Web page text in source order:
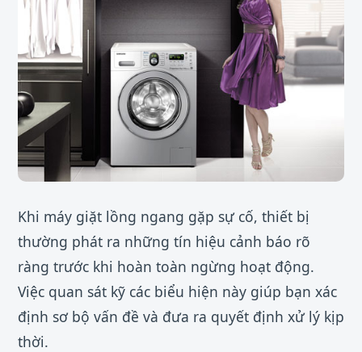
Khi máy giặt lồng ngang gặp sự cố, thiết bị
thường phát ra những tín hiệu cảnh báo rõ
ràng trước khi hoàn toàn ngừng hoạt động.
Việc quan sát kỹ các biểu hiện này giúp bạn xác
định sơ bộ vấn đề và đưa ra quyết định xử lý kịp
thời.